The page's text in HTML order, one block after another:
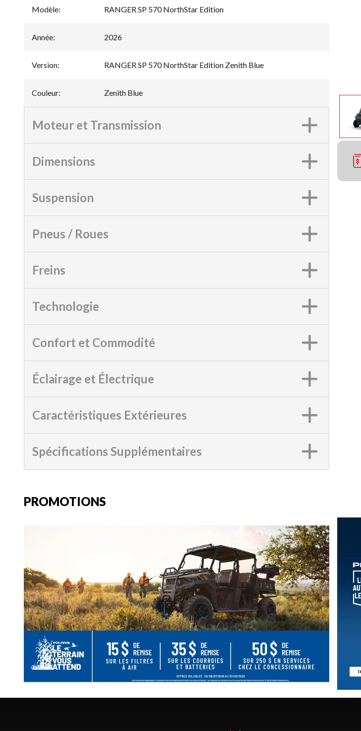
Modèle: RANGER SP 570 NorthStar Edition
Année: 2026
Version: RANGER SP 570 NorthStar Edition Zenith Blue
Couleur: Zenith Blue
Moteur et Transmission
Dimensions
Suspension
Pneus / Roues
Freins
Technologie
Confort et Commodité
Éclairage et Électrique
Caractéristiques Extérieures
Spécifications Supplémentaires
PROMOTIONS